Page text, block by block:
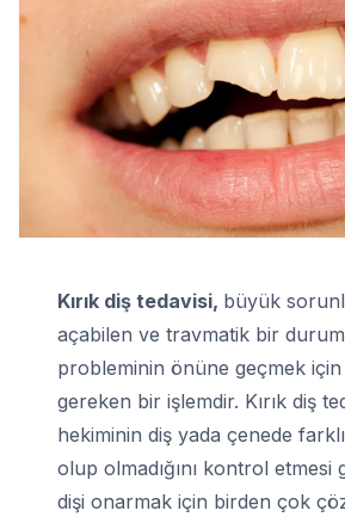
Kırık diş tedavisi, büyük
açabilen ve travmatik bir durum
probleminin önüne geçmek için
gereken bir işlemdir. Kırık diş
hekiminin diş yada çenede
olup olmadığını kontrol etmesi
dişi onarmak için birden çok